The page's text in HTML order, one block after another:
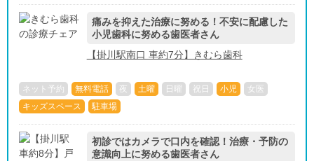
痛みを抑えた治療に努める！不安に配慮した
小児歯科に努める歯医者さん
【掛川駅南口 車約7分】きむら歯科
ネット予約 無料電話 夜 土曜 日曜 祝日 小児
女医
キッズスペース
駐車場
初診ではカメラで口内を確認！治療・予防の
意識向上に努める歯医者さん